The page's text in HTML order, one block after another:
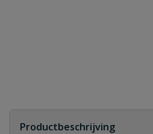
Productbeschrijving